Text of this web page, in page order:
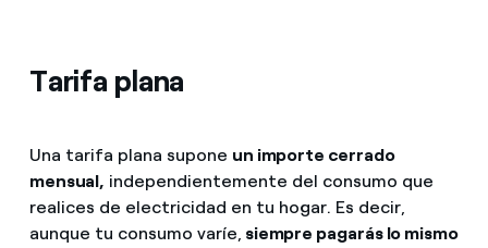
Tarifa plana
Una tarifa plana supone un importe cerrado
mensual, independientemente del consumo que
realices de electricidad en tu hogar. Es decir,
aunque tu consumo varíe, siempre pagarás lo mismo